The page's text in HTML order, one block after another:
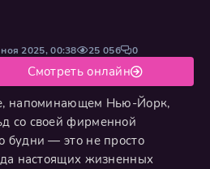
напоминающем Нью-Йорк,
со своей фирменной
будни — это не просто
настоящих жизненных
2025, 00:38 25 056 0
Смотреть онлайн